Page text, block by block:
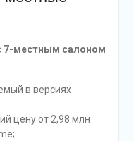
7-местным салоном
в версиях
цену от 2,98 млн